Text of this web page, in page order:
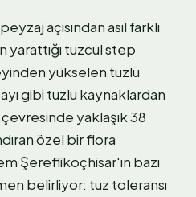
açısından asıl farklı
yarattığı tuzcul step
yükselen tuzlu
gibi tuzlu kaynaklardan
yaklaşık 38
özel bir flora
Şereflikoçhisar'ın bazı
belirliyor: tuz toleransı